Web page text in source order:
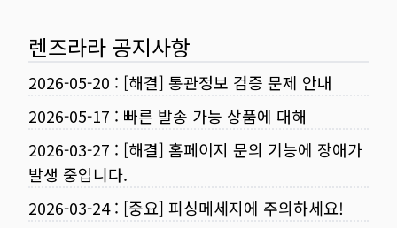
렌즈라라 공지사항
2026-05-20 : [해결] 통관정보 검증 문제 안내
2026-05-17 : 빠른 발송 가능 상품에 대해
2026-03-27 : [해결] 홈페이지 문의 기능에 장애가
발생 중입니다.
2026-03-24: [중요] 피싱메세지에 주의하세요!